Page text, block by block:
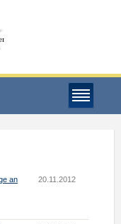
an
20.11.2012